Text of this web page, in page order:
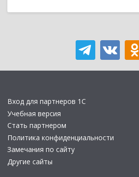
Вход для партнеров 1С
Учебная версия
Стать партнером
Политика конфиденциальности
Замечания по сайту
Другие сайты